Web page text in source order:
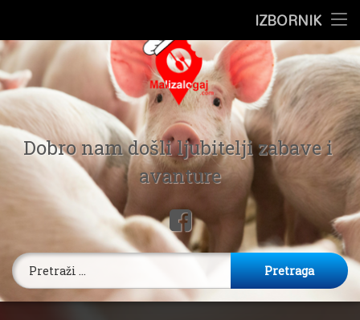
IZBORNIK
Putovanje
Ugostiteljstvo
Zdravlje
Poljo Kutak
sadržaj
Mali
Dobro nam došli ljubitelji zabave i
avanture
Facebook
Pretraga: